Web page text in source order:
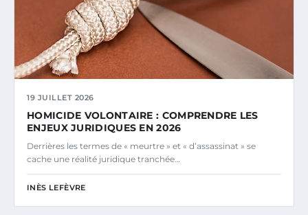
19 JUILLET 2026
HOMICIDE VOLONTAIRE : COMPRENDRE LES
ENJEUX JURIDIQUES EN 2026
Derrières les termes de « meurtre » et « d’assassinat » se
cache une réalité juridique tranchée…
INÈS LEFÈVRE